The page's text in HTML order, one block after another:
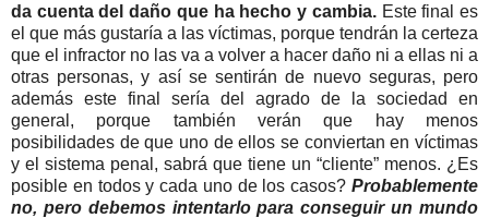
da cuenta del daño que ha hecho y cambia. Este final es
el que más gustaría a las víctimas, porque tendrán la certeza
que el infractor no las va a volver a hacer daño ni a ellas ni a
otras personas, y así se sentirán de nuevo seguras, pero
además este final sería del agrado de la sociedad en
general, porque también verán que hay menos
posibilidades de que uno de ellos se conviertan en víctimas
y el sistema penal, sabrá que tiene un “cliente” menos. ¿Es
posible en todos y cada uno de los casos? Probablemente
no, pero debemos intentarlo para conseguir un mundo